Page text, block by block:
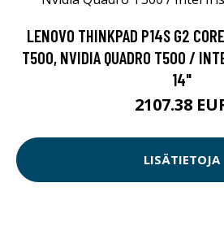
LENOVO THINKPAD P14S G2
T500, NVIDIA QUADRO T500 /
14"
2107.38
LISÄTIETOJA